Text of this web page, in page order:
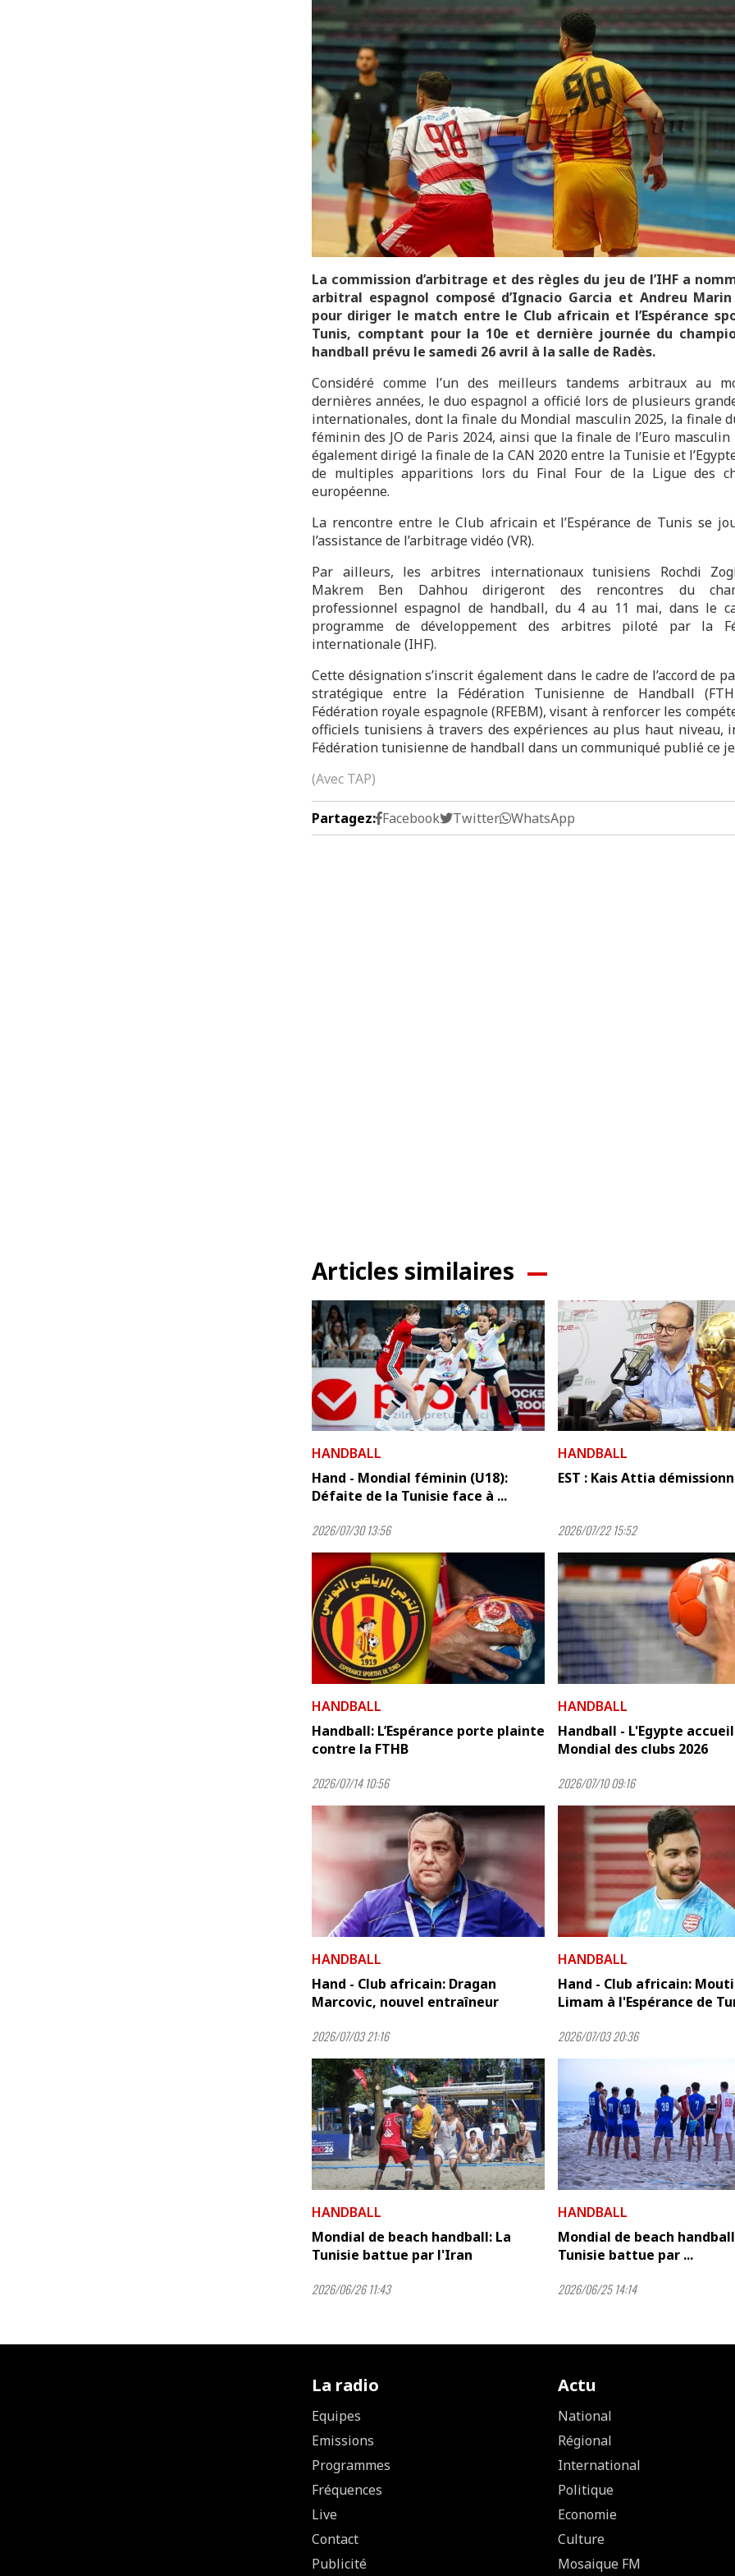
La commission d’arbitrage et des règles du jeu de l’IHF a
arbitral espagnol composé d’Ignacio Garcia et Andreu
pour diriger le match entre le Club africain et l’Espérance
Tunis, comptant pour la 10e et dernière journée du
handball prévu le samedi 26 avril à la salle de Radès.
Considéré comme l’un des meilleurs tandems arbitraux au
dernières années, le duo espagnol a officié lors de plusieurs
internationales, dont la finale du Mondial masculin 2025, la finale
féminin des JO de Paris 2024, ainsi que la finale de l’Euro masculin
également dirigé la finale de la CAN 2020 entre la Tunisie et
de multiples apparitions lors du Final Four de la Ligue des
européenne.
La rencontre entre le Club africain et l’Espérance de Tunis se
l’assistance de l’arbitrage vidéo (VR).
Par ailleurs, les arbitres internationaux tunisiens Rochdi
Makrem Ben Dahhou dirigeront des rencontres du
professionnel espagnol de handball, du 4 au 11 mai, dans le
programme de développement des arbitres piloté par la
internationale (IHF).
Cette désignation s’inscrit également dans le cadre de l’accord de
stratégique entre la Fédération Tunisienne de Handball
Fédération royale espagnole (RFEBM), visant à renforcer les
officiels tunisiens à travers des expériences au plus haut niveau,
Fédération tunisienne de handball dans un communiqué publié ce
(Avec TAP)
Partagez: Facebook Twitter WhatsApp
Articles similaires
HANDBALL
Hand - Mondial féminin (U18):
Défaite de la Tunisie face à ...
2026/07/30 13:56
HANDBALL
EST : Kais Attia
2026/07/22 15:52
HANDBALL
Handball: L’Espérance porte plainte
contre la FTHB
2026/07/14 10:56
HANDBALL
Handball - L'Egypte
Mondial des clubs 2026
2026/07/10 09:16
HANDBALL
Hand - Club africain: Dragan
Marcovic, nouvel entraîneur
2026/07/03 21:16
HANDBALL
Hand - Club africain:
Limam à l'Espérance de
2026/07/03 20:36
HANDBALL
Mondial de beach handball: La
Tunisie battue par l'Iran
2026/06/26 11:43
HANDBALL
Mondial de beach
Tunisie battue par ...
2026/06/25 14:14
La radio
Equipes
Emissions
Programmes
Fréquences
Live
Contact
Publicité
Actu
National
Régional
International
Politique
Economie
Culture
Mosaique FM